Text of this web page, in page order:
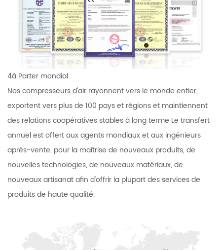
4ã Parter mondial
Nos compresseurs d'air rayonnent vers le monde entier,
exportent vers plus de 100 pays et régions et maintiennent
des relations coopératives stables à long terme Le transfert
annuel est offert aux agents mondiaux et aux ingénieurs
après-vente, pour la maîtrise de nouveaux produits, de
nouvelles technologies, de nouveaux matériaux, de
nouveaux artisanat afin d'offrir la plupart des services de
produits de haute qualité.